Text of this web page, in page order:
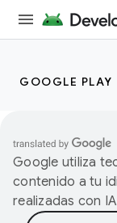
GOOGLE PLAY
Google utiliza
contenido a tu
realizadas con